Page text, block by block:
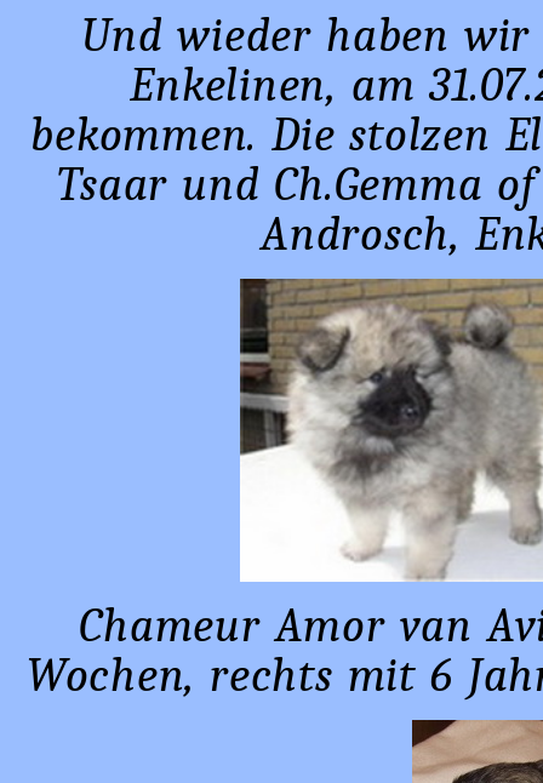
Und wieder haben
Enkelinen, am
bekommen. Die stolzen
Tsaar und Ch.Gemma
Androsch,
Chameur Amor van
Wochen, rechts mit 6